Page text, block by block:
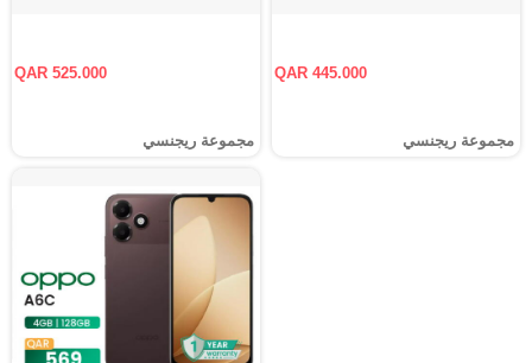
QAR 445.000
مجموعة ريجنسي
QAR 525.000
مجموعة ريجنسي